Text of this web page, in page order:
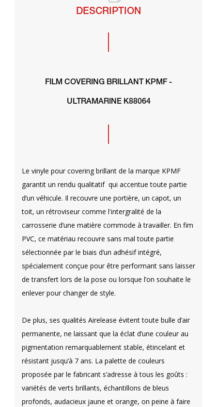
DESCRIPTION
FILM COVERING BRILLANT KPMF -
ULTRAMARINE K88064
Le vinyle pour covering brillant de la marque KPMF
garantit un rendu qualitatif qui accentue toute partie
d’un véhicule. Il recouvre une portière, un capot, un
toit, un rétroviseur comme l'intergralité de la
carrosserie d’une matière commode à travailler. En fim
PVC, ce matériau recouvre sans mal toute partie
sélectionnée par le biais d’un adhésif intégré,
spécialement conçue pour être performant sans laisser
de transfert lors de la pose ou lorsque l’on souhaite le
enlever pour changer de style.
De plus, ses qualités Airelease évitent toute bulle d’air
permanente, ne laissant que la éclat d’une couleur au
pigmentation remarquablement stable, étincelant et
résistant jusqu’à 7 ans. La palette de couleurs
proposée par le fabricant s’adresse à tous les goûts :
variétés de verts brillants, échantillons de bleus
profonds, audacieux jaune et orange, on peine à faire